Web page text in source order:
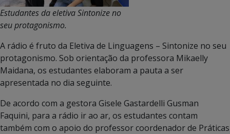
Estudantes da eletiva Sintonize no
seu protagonismo.
A rádio é fruto da Eletiva de Linguagens – Sintonize no seu
protagonismo. Sob orientação da professora Mikaelly
Maidana, os estudantes elaboram a pauta a ser
apresentada no dia seguinte.
De acordo com a gestora Gisele Gastardelli Gusman
Faquini, para a rádio ir ao ar, os estudantes contam
também com o apoio do professor coordenador de Práticas